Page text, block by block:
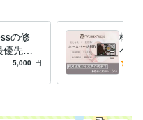
の修
優先で
安心サ
5,000 円
構成
ペー
案・